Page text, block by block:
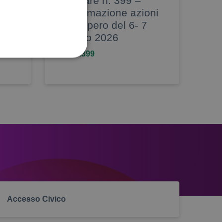
Proclamazione azioni
di sciopero del 6- 7
maggio 2026
circ. n.399
Accesso Civico
banking
di effettuare e
della scala di grigi